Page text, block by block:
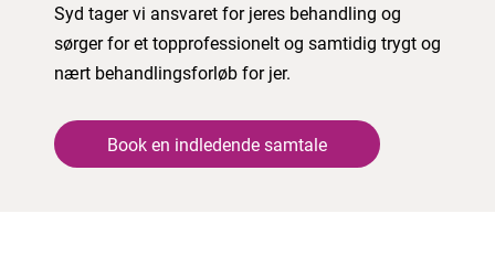
Syd tager vi ansvaret for jeres behandling og
sørger for et topprofessionelt og samtidig trygt og
nært behandlingsforløb for jer.
Book en indledende samtale